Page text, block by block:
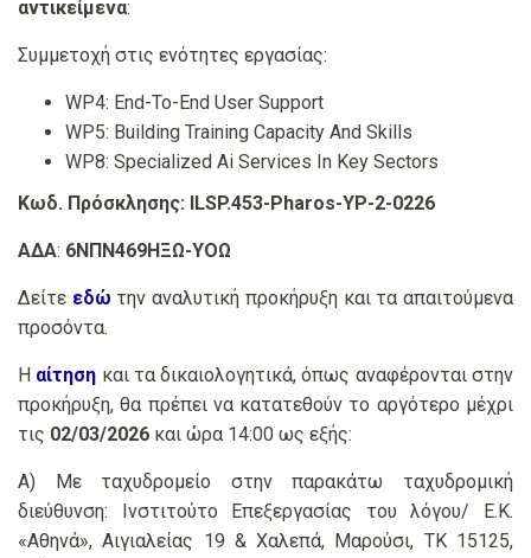
αντικείμενα:
Συμμετοχή στις ενότητες εργασίας:
WP4: End-To-End User Support
WP5: Building Training Capacity And Skills
WP8: Specialized Ai Services In Key Sectors
Κωδ. Πρόσκλησης: ILSP.453-Pharos-YP-2-0226
ΑΔΑ: 6ΝΠΝ469ΗΞΩ-ΥΟΩ
Δείτε εδώ την αναλυτική προκήρυξη και τα απαιτούμενα
προσόντα.
Η αίτηση και τα δικαιολογητικά, όπως αναφέρονται στην
προκήρυξη, θα πρέπει να κατατεθούν το αργότερο μέχρι
τις 02/03/2026 και ώρα 14:00 ως εξής:
Α) Με ταχυδρομείο στην παρακάτω ταχυδρομική
διεύθυνση: Ινστιτούτο Επεξεργασίας του λόγου/ Ε.Κ.
«Αθηνά», Αιγιαλείας 19 & Χαλεπά, Μαρούσι, ΤΚ 15125,